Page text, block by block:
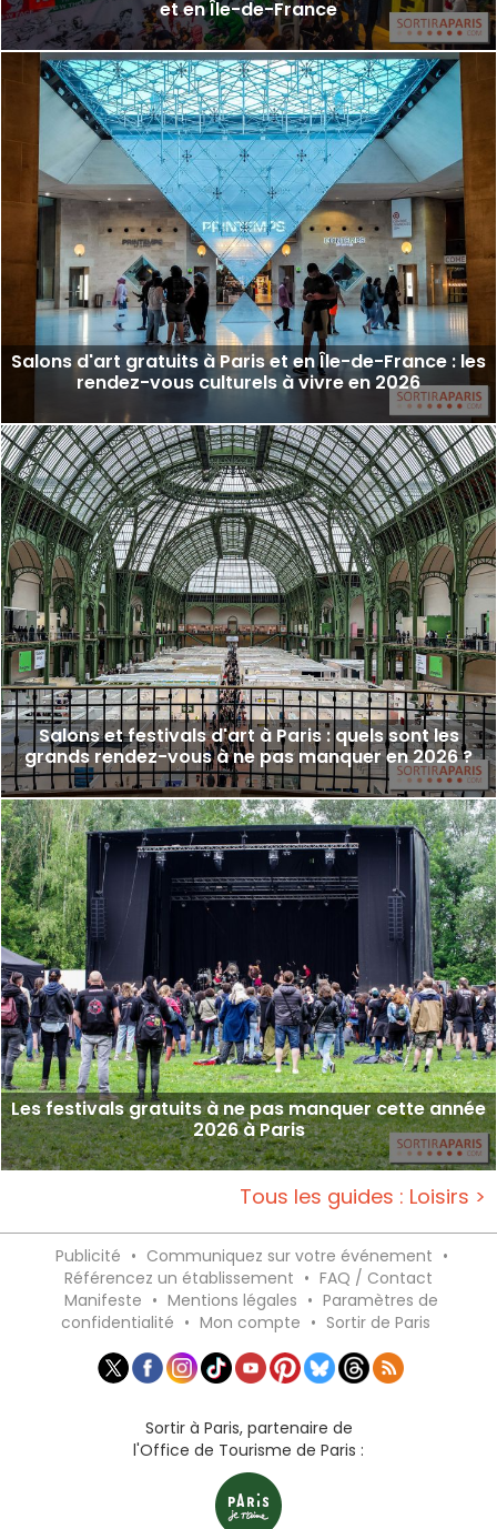
et en Île-de-France
Salons d'art gratuits à Paris et en Île-de-France : les
rendez-vous culturels à vivre en 2026
Salons et festivals d'art à Paris : quels sont les
grands rendez-vous à ne pas manquer en 2026 ?
Les festivals gratuits à ne pas manquer cette année
2026 à Paris
Tous les guides : Loisirs >
Publicité • Communiquez sur votre événement •
Référencez un établissement • FAQ / Contact
Manifeste • Mentions légales • Paramètres de
confidentialité • Mon compte • Sortir de Paris
Sortir à Paris, partenaire de
l'Office de Tourisme de Paris :